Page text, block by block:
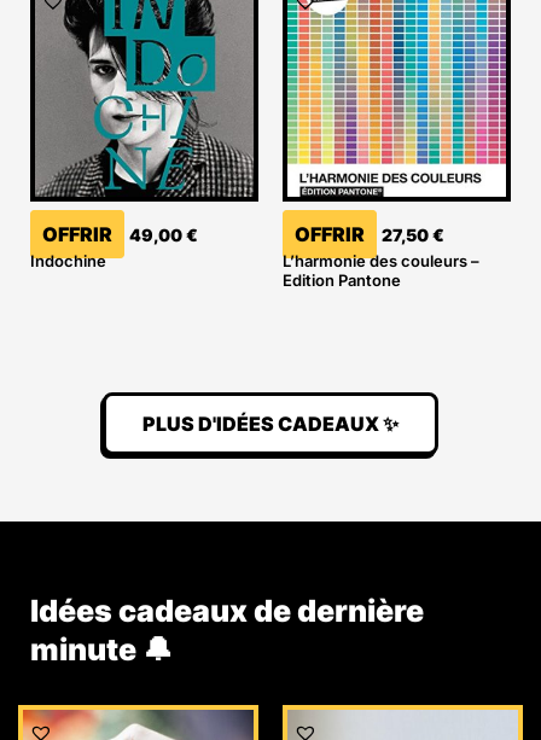
OFFRIR 49,00€
Indochine
OFFRIR 27,50€
L’harmonie des couleurs –
Edition Pantone
PLUS D'IDÉES CADEAUX ✨
Idées cadeaux de dernière
minute 🔔